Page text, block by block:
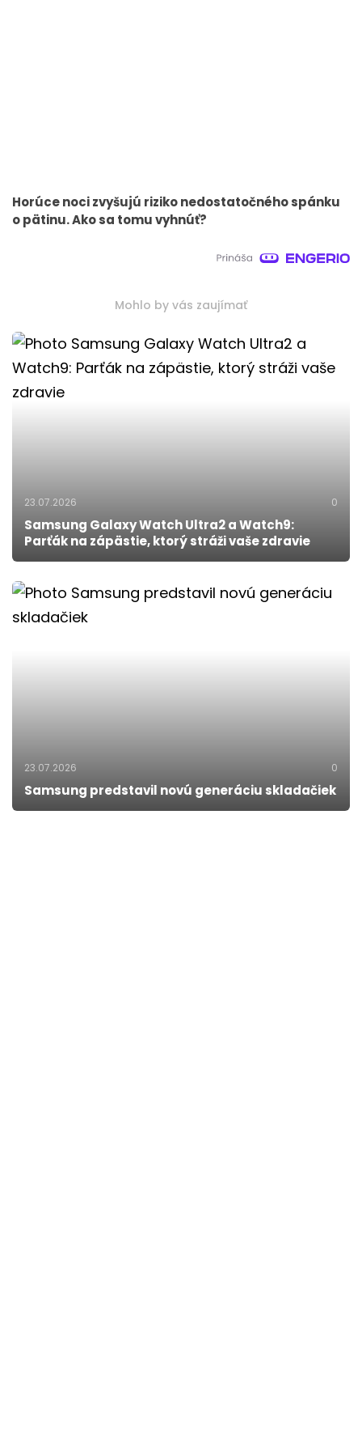
Horúce noci zvyšujú riziko nedostatočného spánku
o pätinu. Ako sa tomu vyhnúť?
Mohlo by vás zaujímať
23.07.2026 0
Samsung Galaxy Watch Ultra2 a Watch9:
Parťák na zápästie, ktorý stráži vaše zdravie
23.07.2026 0
Samsung predstavil novú generáciu skladačiek